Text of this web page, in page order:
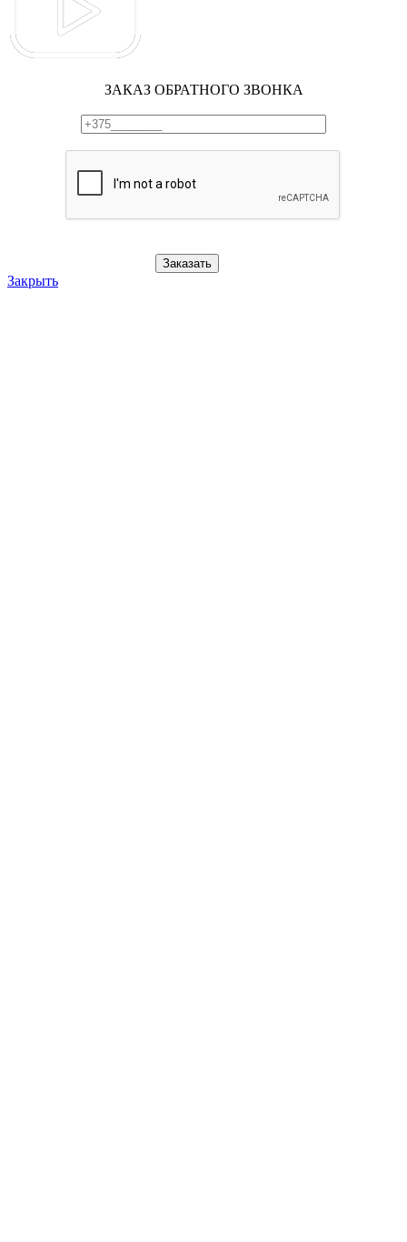
ЗАКАЗ ОБРАТНОГО ЗВОНКА
Заказать
Закрыть